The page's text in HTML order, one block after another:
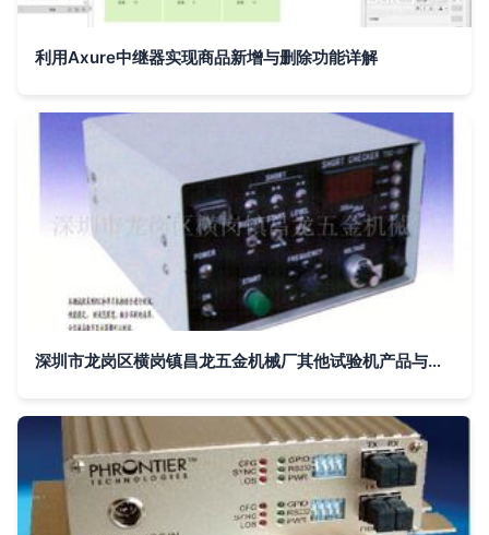
利用Axure中继器实现商品新增与删除功能详解
深圳市龙岗区横岗镇昌龙五金机械厂其他试验机产品与中继器技术解析